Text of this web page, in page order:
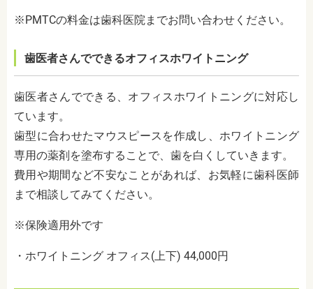
※PMTCの料金は歯科医院までお問い合わせください。
歯医者さんでできるオフィスホワイトニング
歯医者さんでできる、オフィスホワイトニングに対応し
ています。
歯型に合わせたマウスピースを作成し、ホワイトニング
専用の薬剤を塗布することで、歯を白くしていきます。
費用や期間など不安なことがあれば、お気軽に歯科医師
まで相談してみてください。
※保険適用外です
・ホワイトニング オフィス(上下) 44,000円